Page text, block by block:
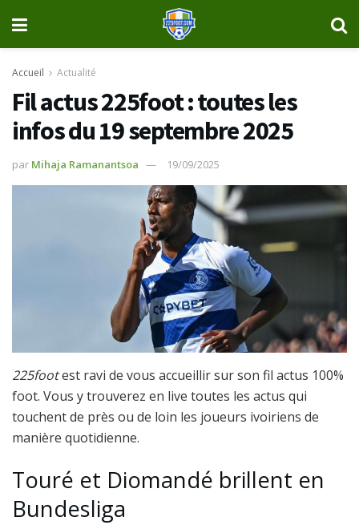
Accueil Actualité
Fil actus 225foot : toutes les
infos du 19 septembre 2025
par Mihaja Ramanantsoa 19/09/2025
225footest ravi de vous accueillir sur son fil actus 100%
foot. Vous y trouverez en live toutes les actus qui
touchent de près ou de loin les joueurs ivoiriens de
manière quotidienne.
Touré et Diomandé brillent en
Bundesliga